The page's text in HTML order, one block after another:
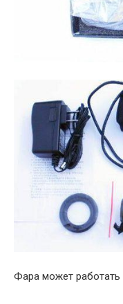
Фара может работать